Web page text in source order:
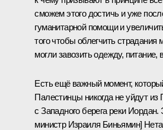
сможем этого достичь и уже
гуманитарной помощи и
того чтобы облегчить
могли завозить одежду, питание,
Есть ещё важный момент,
Палестинцы никогда не уйдут из
с Западного берега реки
министр Израиля Биньямин]